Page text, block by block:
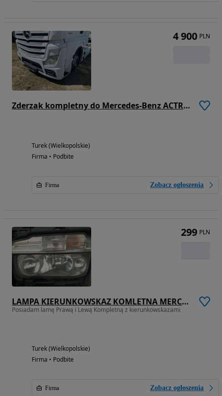
Zderzak kompletny do Mercedes-Benz ACTROS ANTOS
Turek (Wielkopolskie)
Firma • Podbite
Firma Zobacz ogłoszenia
4 900 PLN
LAMPA KIERUNKOWSKAZ KOMLETNA MERCEDES ATEGO 2013- LEWA PRAWA
Posiadam lamę Prawą i Lewą Kompletną z kierunkowskazami
Turek (Wielkopolskie)
Firma • Podbite
Firma Zobacz ogłoszenia
299 PLN